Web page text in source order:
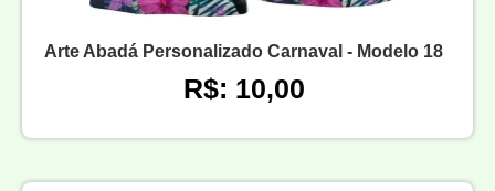
Arte Abadá Personalizado Carnaval - Modelo 18
R$: 10,00